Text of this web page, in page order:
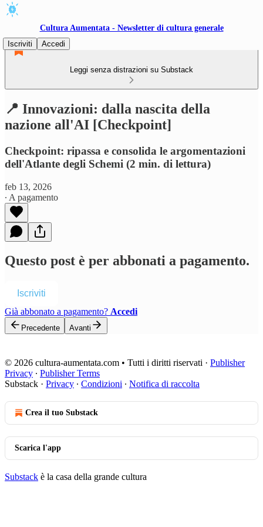
Cultura Aumentata - Newsletter di cultura generale
Iscriviti
Accedi
Leggi senza distrazioni su Substack
📍 Innovazioni: dalla nascita della
nazione all'AI [Checkpoint]
Checkpoint: ripassa e consolida le argomentazioni
dell'Atlante degli Schemi (2 min. di lettura)
feb 13, 2026
∙ A pagamento
Questo post è per abbonati a pagamento.
Iscriviti
Già abbonato a pagamento? Accedi
Precedente Avanti
© 2026 cultura-aumentata.com • Tutti i diritti riservati · Publisher
Privacy ∙ Publisher Terms
Substack · Privacy ∙ Condizioni ∙ Notifica di raccolta
Crea il tuo Substack
Scarica l'app
Substack è la casa della grande cultura